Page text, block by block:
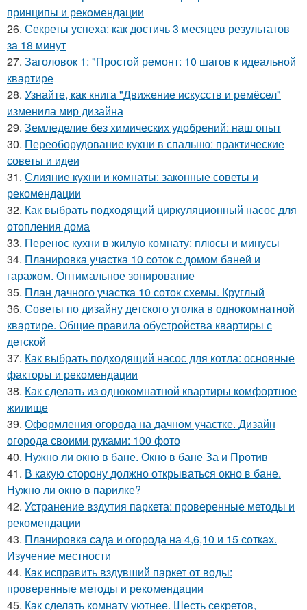
принципы и рекомендации
26. Секреты успеха: как достичь 3 месяцев результатов
за 18 минут
27. Заголовок 1: "Простой ремонт: 10 шагов к идеальной
квартире
28. Узнайте, как книга "Движение искусств и ремёсел"
изменила мир дизайна
29. Земледелие без химических удобрений: наш опыт
30. Переоборудование кухни в спальню: практические
советы и идеи
31. Слияние кухни и комнаты: законные советы и
рекомендации
32. Как выбрать подходящий циркуляционный насос для
отопления дома
33. Перенос кухни в жилую комнату: плюсы и минусы
34. Планировка участка 10 соток с домом баней и
гаражом. Оптимальное зонирование
35. План дачного участка 10 соток схемы. Круглый
36. Советы по дизайну детского уголка в однокомнатной
квартире. Общие правила обустройства квартиры с
детской
37. Как выбрать подходящий насос для котла: основные
факторы и рекомендации
38. Как сделать из однокомнатной квартиры комфортное
жилище
39. Оформления огорода на дачном участке. Дизайн
огорода своими руками: 100 фото
40. Нужно ли окно в бане. Окно в бане За и Против
41. В какую сторону должно открываться окно в бане.
Нужно ли окно в парилке?
42. Устранение вздутия паркета: проверенные методы и
рекомендации
43. Планировка сада и огорода на 4,6,10 и 15 сотках.
Изучение местности
44. Как исправить вздувший паркет от воды:
проверенные методы и рекомендации
45. Как сделать комнату уютнее. Шесть секретов,